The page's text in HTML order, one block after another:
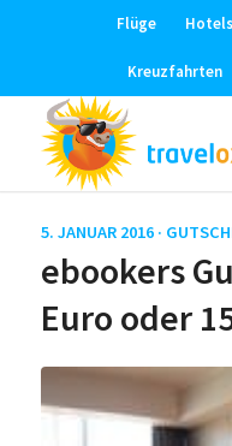
Flüge Hotels
Kreuzfahrten
5. JANUAR 2016 ·
ebookers
Euro oder